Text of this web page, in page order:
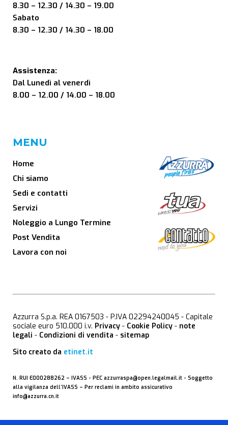
8.30 – 12.30 / 14.30 – 19.00
Sabato
8.30 – 12.30 / 14.30 – 18.00
Assistenza:
Dal Lunedì al venerdì
8.00 – 12.00 / 14.00 – 18.00
MENU
Home
Chi siamo
Sedi e contatti
Servizi
Noleggio a Lungo Termine
Post Vendita
Lavora con noi
Azzurra S.p.a. REA 0167503 - P.IVA 02294240045 - Capitale
sociale euro 510.000 i.v. Privacy - Cookie Policy - note
legali - Condizioni di vendita - sitemap
Sito creato da etinet.it
N. RUI E000288262 – IVASS - PEC azzurraspa@open.legalmail.it - Soggetto
alla vigilanza dell’IVASS – Per reclami in ambito assicurativo
info@azzurra.cn.it